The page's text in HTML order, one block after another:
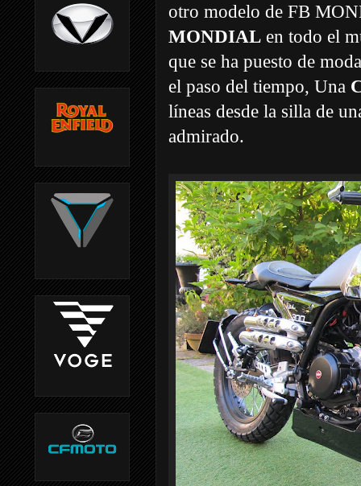
otro modelo de FB
MONDIAL en todo el
que se ha puesto de
el paso del tiempo, Una
líneas desde la silla de
admirado.